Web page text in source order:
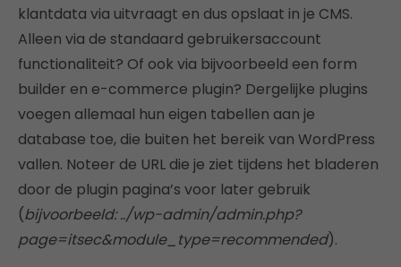
klantdata via uitvraagt en dus opslaat in je CMS.
Alleen via de standaard gebruikersaccount
functionaliteit? Of ook via bijvoorbeeld een form
builder en e-commerce plugin? Dergelijke plugins
voegen allemaal hun eigen tabellen aan je
database toe, die buiten het bereik van WordPress
vallen. Noteer de URL die je ziet tijdens het bladeren
door de plugin pagina’s voor later gebruik
(bijvoorbeeld: ../wp-admin/admin.php?
page=itsec&module_type=recommended).